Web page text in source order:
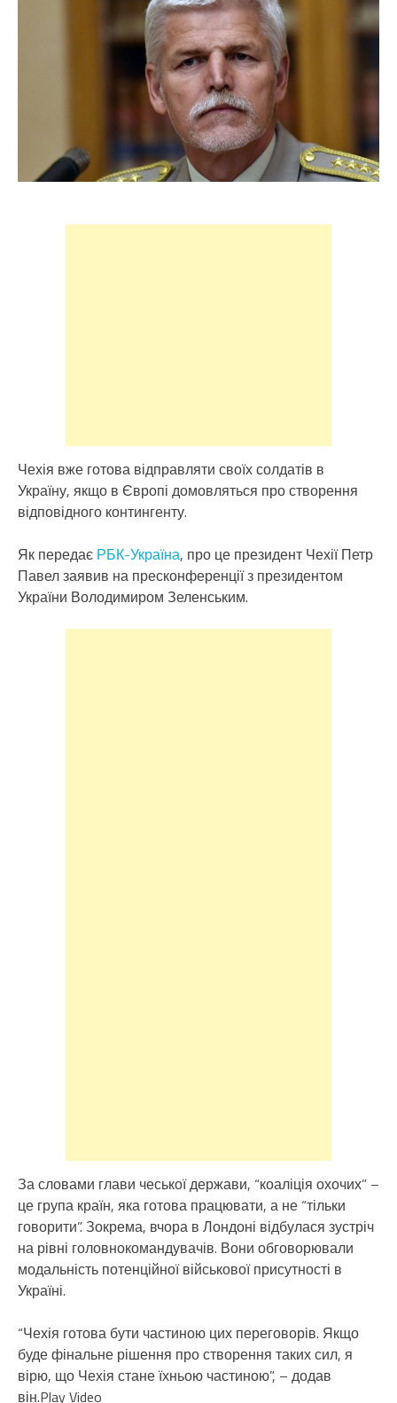
Чехія вже готова відправляти своїх солдатів в
Україну, якщо в Європі домовляться про створення
відповідного контингенту.
Як передає РБК-Україна, про це президент Чехії Петр
Павел заявив на пресконференції з президентом
України Володимиром Зеленським.
За словами глави чеської держави, “коаліція охочих” –
це група країн, яка готова працювати, а не “тільки
говорити”. Зокрема, вчора в Лондоні відбулася зустріч
на рівні головнокомандувачів. Вони обговорювали
модальність потенційної військової присутності в
Україні.
“Чехія готова бути частиною цих переговорів. Якщо
буде фінальне рішення про створення таких сил, я
вірю, що Чехія стане їхньою частиною”, – додав
він.Play Video